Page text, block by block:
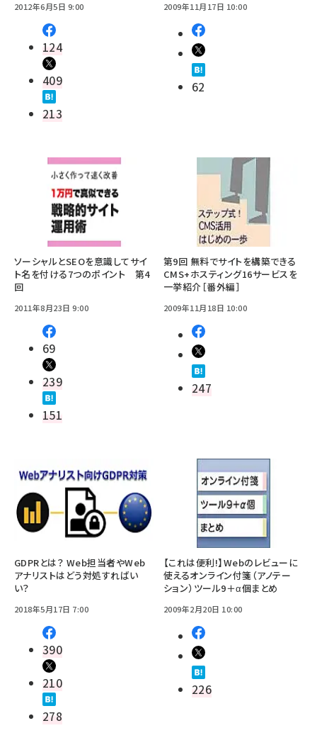
2012年6月5日 9:00
124
409
213
2009年11月17日 10:00
62
ソーシャルとSEOを意識してサイ
ト名を付ける7つのポイント 第4
回
2011年8月23日 9:00
69
239
151
第9回 無料でサイトを構築できる
CMS+ホスティング16サービスを
一挙紹介［番外編］
2009年11月18日 10:00
247
GDPRとは？ Web担当者やWeb
アナリストはどう対処すればい
い？
2018年5月17日 7:00
390
210
278
【これは便利!】Webのレビューに
使えるオンライン付箋（アノテー
ション）ツール9＋α個まとめ
2009年2月20日 10:00
226